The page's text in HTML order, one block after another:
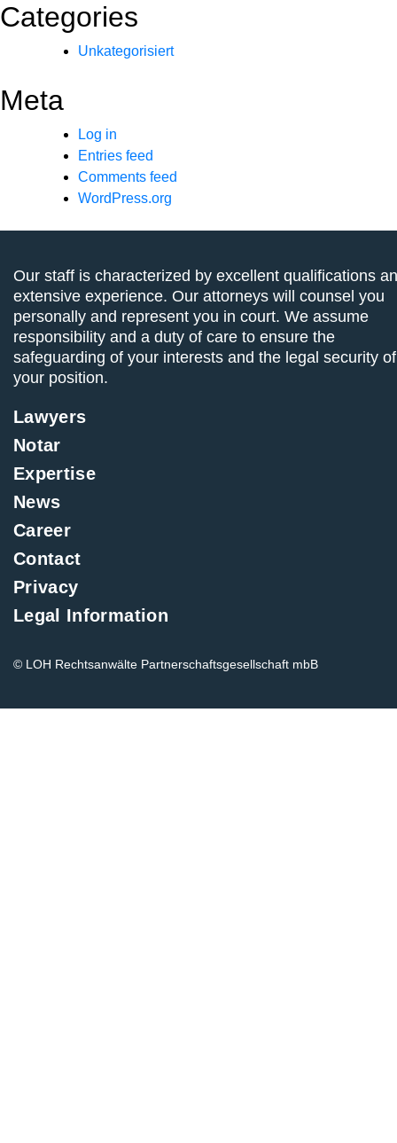
Categories
Unkategorisiert
Meta
Log in
Entries feed
Comments feed
WordPress.org
Our staff is characterized by excellent qualifications
extensive experience. Our attorneys will counsel you
personally and represent you in court. We assume
responsibility and a duty of care to ensure the
safeguarding of your interests and the legal security of
your position.
Lawyers
Notar
Expertise
News
Career
Contact
Privacy
Legal Information
© LOH Rechtsanwälte Partnerschaftsgesellschaft mbB